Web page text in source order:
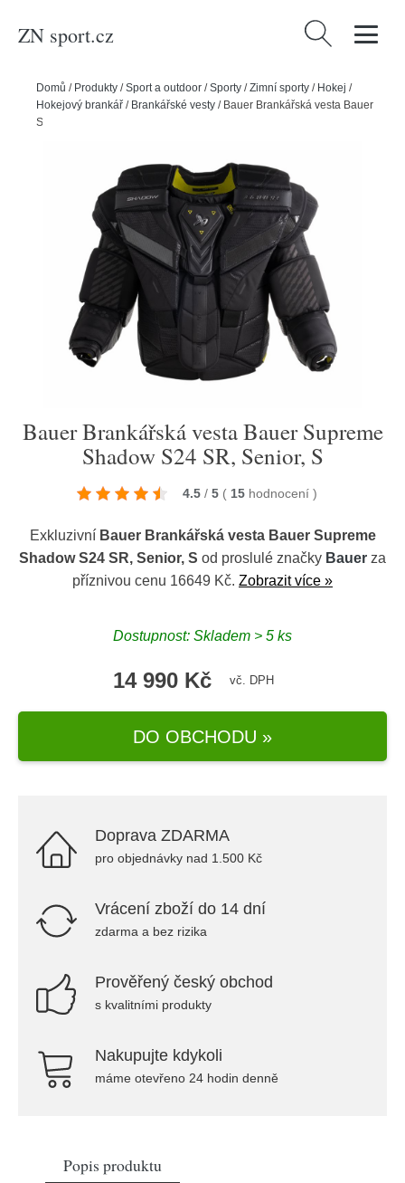
ZN sport.cz Vyhledávání
Domů / Produkty /Sport a outdoor /Sporty /Zimní sporty / Hokej /
Hokejový brankář / Brankářské vesty / Bauer Brankářská vesta Bauer
Supreme Shadow S24 SR, Senior, S
Bauer Brankářská vesta Bauer Supreme
Shadow S24 SR, Senior, S
4.5 / 5 ( 15 hodnocení )
Exkluzivní Bauer Brankářská vesta Bauer Supreme
Shadow S24 SR, Senior, S od proslulé značky Bauer za
příznivou cenu 16649 Kč. Zobrazit více »
Dostupnost: Skladem > 5 ks
14 990 Kč vč. DPH
DO OBCHODU »
Doprava ZDARMA
pro objednávky nad 1.500 Kč
Vrácení zboží do 14 dní
zdarma a bez rizika
Prověřený český obchod
s kvalitními produkty
Nakupujte kdykoli
máme otevřeno 24 hodin denně
Popis produktu